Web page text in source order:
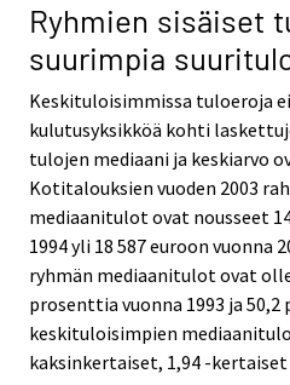
Ryhmien sisäiset
suurimpia
Keskituloisimmissa tuloeroja
kulutusyksikköä kohti
tulojen mediaani ja keskiarvo
Kotitalouksien vuoden 2003
mediaanitulot ovat nousseet
1994 yli 18 587 euroon vuonna
ryhmän mediaanitulot ovat
prosenttia vuonna 1993 ja
keskituloisimpien
kaksinkertaiset, 1,94 -kertaiset